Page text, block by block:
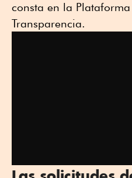
consta en la
Transparencia.